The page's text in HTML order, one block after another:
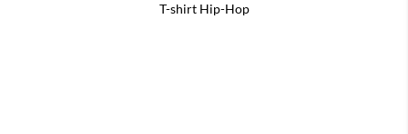
T-shirt Hip-Hop